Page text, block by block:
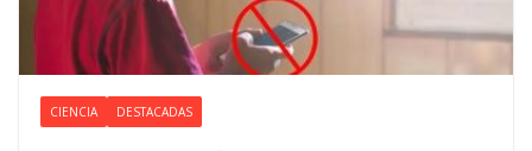
CIENCIA DESTACADAS